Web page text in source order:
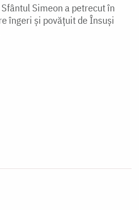
Simeon a petrecut în
îngeri și povățuit de Însuși